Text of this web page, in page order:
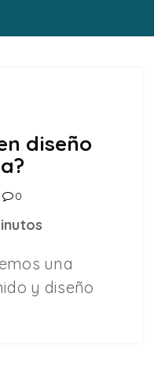
diseño
0
una
y diseño